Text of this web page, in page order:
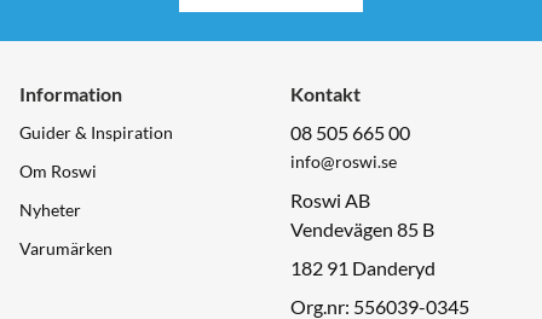
Information
Guider & Inspiration
Om Roswi
Nyheter
Varumärken
Kontakt
08 505 665 00
info@roswi.se
Roswi AB
Vendevägen 85 B
182 91 Danderyd
Org.nr: 556039-0345